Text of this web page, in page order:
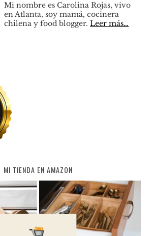
Mi nombre es Carolina Rojas, vivo
en Atlanta, soy mamá, cocinera
chilena y food blogger.Leer más…
MI TIENDA EN AMAZON